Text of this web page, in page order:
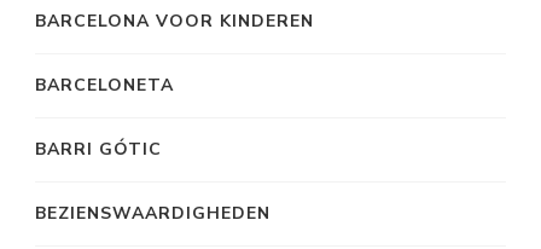
BARCELONA VOOR KINDEREN
BARCELONETA
BARRI GÓTIC
BEZIENSWAARDIGHEDEN